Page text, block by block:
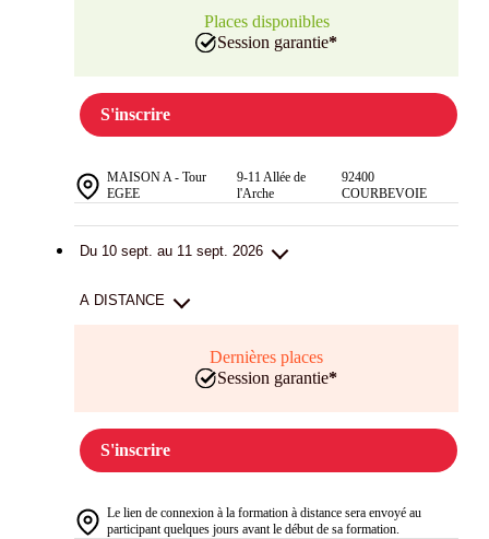
Places disponibles
Session garantie*
S'inscrire
MAISON A - Tour
EGEE
9-11 Allée de
l'Arche
92400
COURBEVOIE
Du 10 sept. au 11 sept. 2026
A DISTANCE
Dernières places
Session garantie*
S'inscrire
Le lien de connexion à la formation à distance sera envoyé au
participant quelques jours avant le début de sa formation.